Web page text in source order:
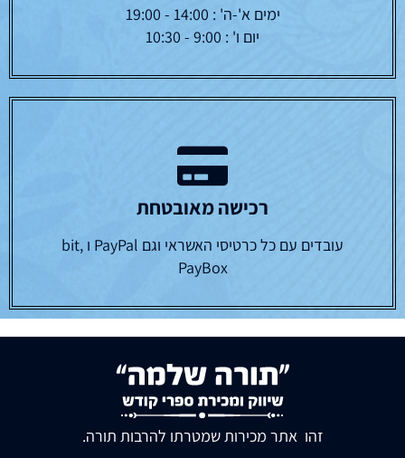
ימים א'-ה' : 14:00 - 19:00
יום ו' : 9:00 - 10:30
רכישה מאובטחת
עובדים עם כל כרטיסי האשראי וגם PayPal ו bit,
PayBox
זהו אתר מכירות שמטרתו להרבות תורה.